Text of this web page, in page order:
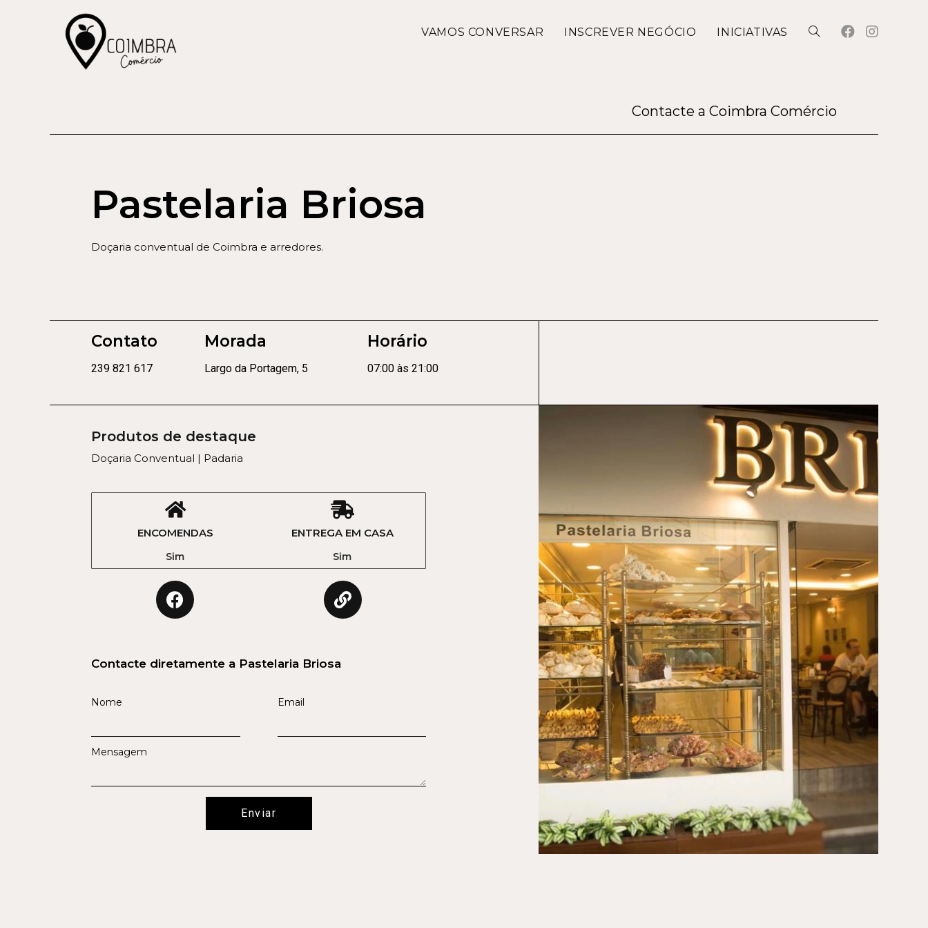
VAMOS CONVERSAR INSCREVER NEGÓCIO INICIATIVAS
Contacte a Coimbra Comércio
Pastelaria Briosa
Doçaria conventual de Coimbra e arredores.
Contato
239 821 617
Morada
Largo da Portagem, 5
Horário
07:00 às 21:00
Produtos de destaque
Doçaria Conventual | Padaria
ENCOMENDAS
Sim
ENTREGA EM CASA
Sim
Contacte diretamente a Pastelaria Briosa
Nome Email
Mensagem
Enviar